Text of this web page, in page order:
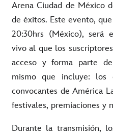
Arena Ciudad de México
de éxitos. Este evento,
20:30hrs (México), será
vivo al que los
acceso y forma parte de
mismo que incluye: los
convocantes de América
festivales, premiaciones y
Durante la transmisión,